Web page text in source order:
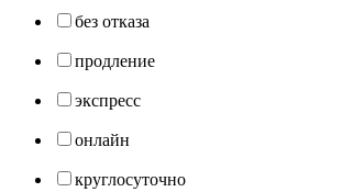
без отказа
продление
экспресс
онлайн
круглосуточно